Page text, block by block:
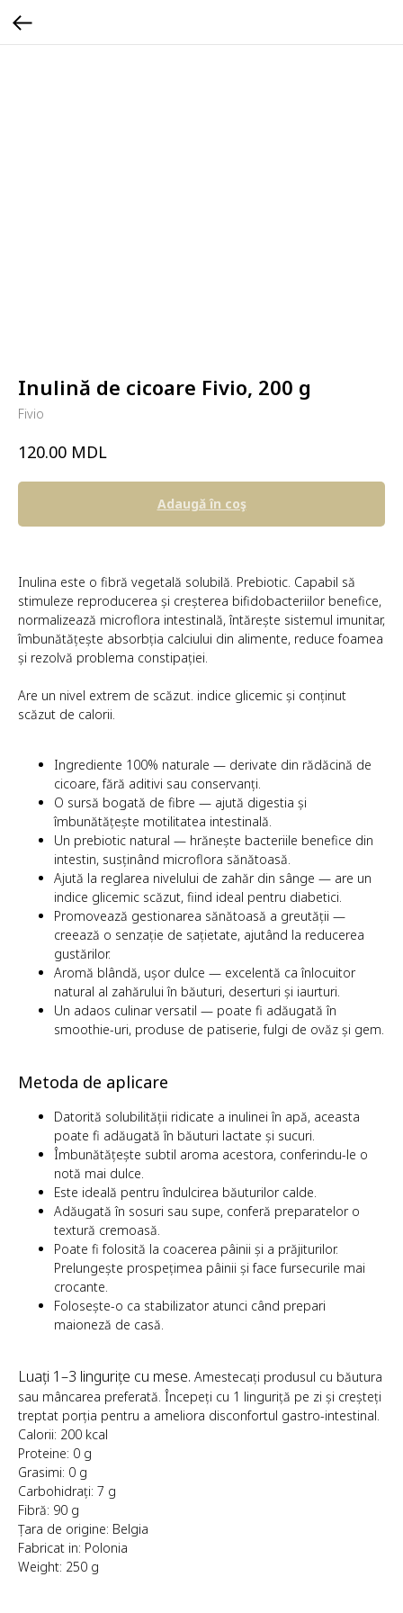
Inulină de cicoare Fivio, 200 g
Fivio
120.00 MDL
Adaugă în coş
Inulina este o fibră vegetală solubilă. Prebiotic. Capabil să
stimuleze reproducerea și creșterea bifidobacteriilor benefice,
normalizează microflora intestinală, întărește sistemul imunitar,
îmbunătățește absorbția calciului din alimente, reduce foamea
și rezolvă problema constipației.
Are un nivel extrem de scăzut. indice glicemic și conținut
scăzut de calorii.
Ingrediente 100% naturale — derivate din rădăcină de
cicoare, fără aditivi sau conservanți.
O sursă bogată de fibre — ajută digestia și
îmbunătățește motilitatea intestinală.
Un prebiotic natural — hrănește bacteriile benefice din
intestin, susținând microflora sănătoasă.
Ajută la reglarea nivelului de zahăr din sânge — are un
indice glicemic scăzut, fiind ideal pentru diabetici.
Promovează gestionarea sănătoasă a greutății —
creează o senzație de sațietate, ajutând la reducerea
gustărilor.
Aromă blândă, ușor dulce — excelentă ca înlocuitor
natural al zahărului în băuturi, deserturi și iaurturi.
Un adaos culinar versatil — poate fi adăugată în
smoothie-uri, produse de patiserie, fulgi de ovăz și gem.
Metoda de aplicare
Datorită solubilității ridicate a inulinei în apă, aceasta
poate fi adăugată în băuturi lactate și sucuri.
Îmbunătățește subtil aroma acestora, conferindu-le o
notă mai dulce.
Este ideală pentru îndulcirea băuturilor calde.
Adăugată în sosuri sau supe, conferă preparatelor o
textură cremoasă.
Poate fi folosită la coacerea pâinii și a prăjiturilor.
Prelungește prospețimea pâinii și face fursecurile mai
crocante.
Folosește-o ca stabilizator atunci când prepari
maioneză de casă.
Luați 1–3 lingurițe cu mese. Amestecați produsul cu băutura
sau mâncarea preferată. Începeți cu 1 linguriță pe zi și creșteți
treptat porția pentru a ameliora disconfortul gastro-intestinal.
Calorii: 200 kcal
Proteine: 0 g
Grasimi: 0 g
Carbohidrați: 7 g
Fibră: 90 g
Țara de origine: Belgia
Fabricat in: Polonia
Weight: 250 g